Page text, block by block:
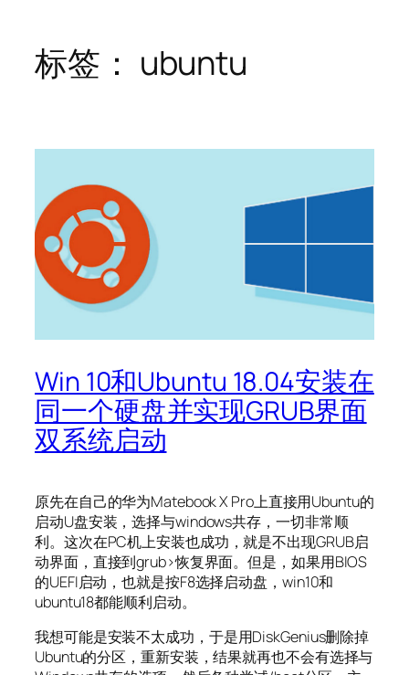
标签： ubuntu
Win 10和Ubuntu 18.04安装在
同一个硬盘并实现GRUB界面
双系统启动
原先在自己的华为Matebook X Pro上直接用Ubuntu的
启动U盘安装，选择与windows共存，一切非常顺
利。这次在PC机上安装也成功，就是不出现GRUB启
动界面，直接到grub>恢复界面。但是，如果用BIOS
的UEFI启动，也就是按F8选择启动盘，win10和
ubuntu18都能顺利启动。
我想可能是安装不太成功，于是用DiskGenius删除掉
Ubuntu的分区，重新安装，结果就再也不会有选择与